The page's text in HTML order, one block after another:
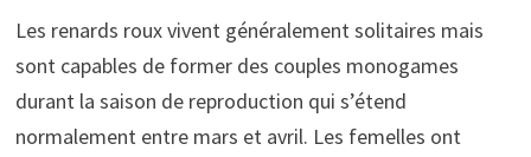
Les renards roux vivent généralement solitaires mais
sont capables de former des couples monogames
durant la saison de reproduction qui s’étend
normalement entre mars et avril. Les femelles ont